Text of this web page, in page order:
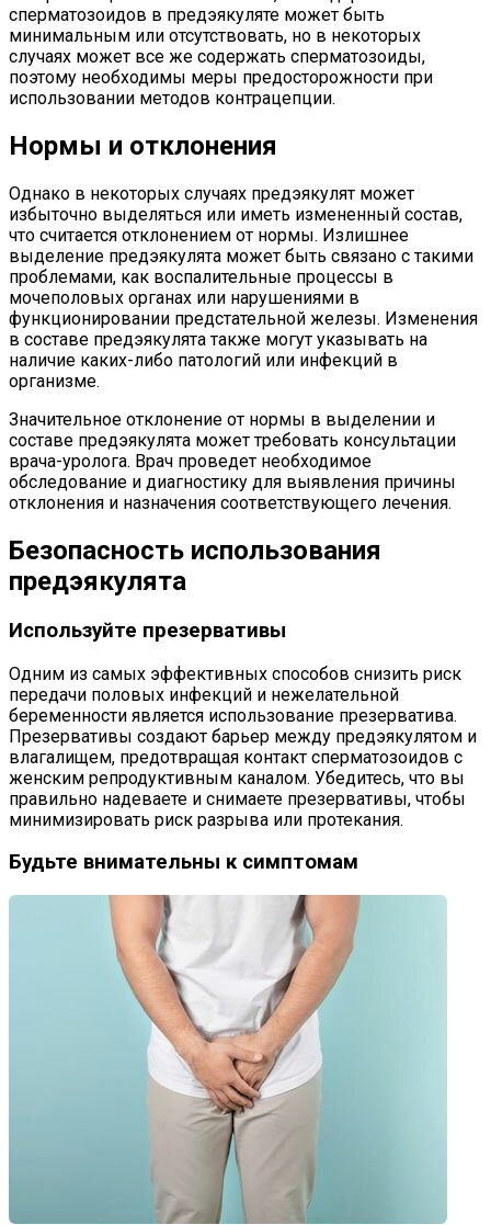
сперматозоидов в предэякуляте может быть
минимальным или отсутствовать, но в некоторых
случаях может все же содержать сперматозоиды,
поэтому необходимы меры предосторожности при
использовании методов контрацепции.
Нормы и отклонения
Однако в некоторых случаях предэякулят может
избыточно выделяться или иметь измененный состав,
что считается отклонением от нормы. Излишнее
выделение предэякулята может быть связано с такими
проблемами, как воспалительные процессы в
мочеполовых органах или нарушениями в
функционировании предстательной железы. Изменения
в составе предэякулята также могут указывать на
наличие каких-либо патологий или инфекций в
организме.
Значительное отклонение от нормы в выделении и
составе предэякулята может требовать консультации
врача-уролога. Врач проведет необходимое
обследование и диагностику для выявления причины
отклонения и назначения соответствующего лечения.
Безопасность использования
предэякулята
Используйте презервативы
Одним из самых эффективных способов снизить риск
передачи половых инфекций и нежелательной
беременности является использование презерватива.
Презервативы создают барьер между предэякулятом и
влагалищем, предотвращая контакт сперматозоидов с
женским репродуктивным каналом. Убедитесь, что вы
правильно надеваете и снимаете презервативы, чтобы
минимизировать риск разрыва или протекания.
Будьте внимательны к симптомам